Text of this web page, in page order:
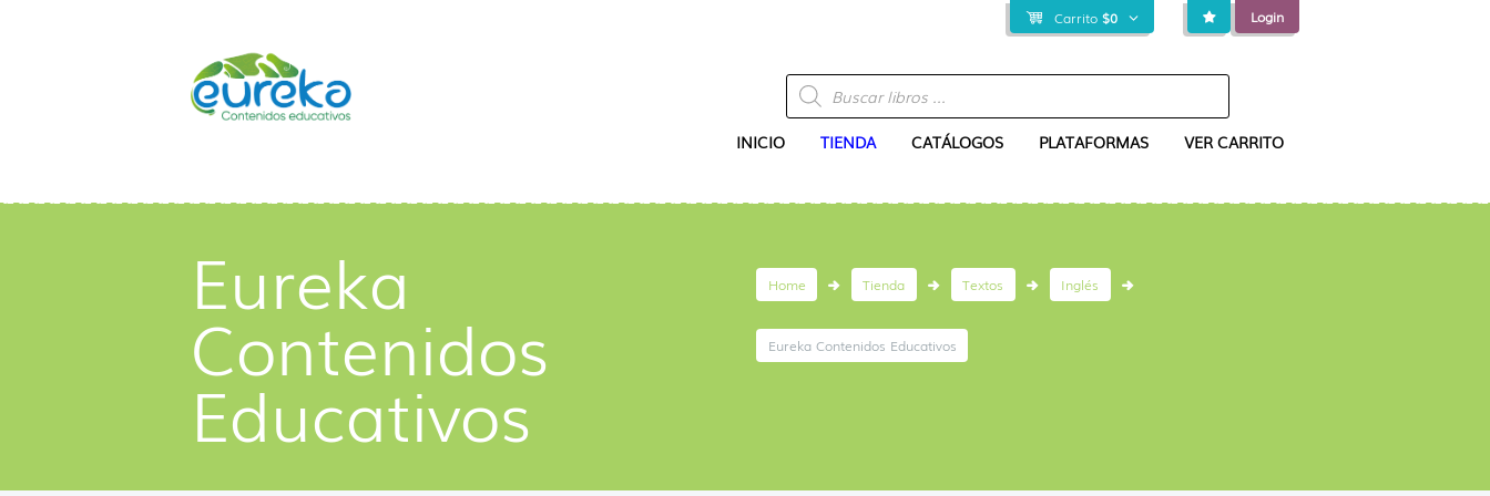
Carrito $0 Login
Búsqueda
de
productos
INICIO TIENDA CATÁLOGOS PLATAFORMAS VER CARRITO
Home Tienda Textos Inglés
Eureka Contenidos Educativos
Eureka
Contenidos
Educativos